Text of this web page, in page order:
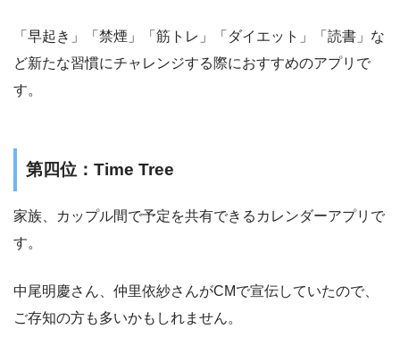
「早起き」「禁煙」「筋トレ」「ダイエット」「読書」な
ど新たな習慣にチャレンジする際におすすめのアプリで
す。
第四位：Time Tree
家族、カップル間で予定を共有できるカレンダーアプリで
す。
中尾明慶さん、仲里依紗さんがCMで宣伝していたので、
ご存知の方も多いかもしれません。